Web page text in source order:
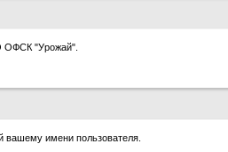
ОФСК "Урожай".
вашему имени пользователя.